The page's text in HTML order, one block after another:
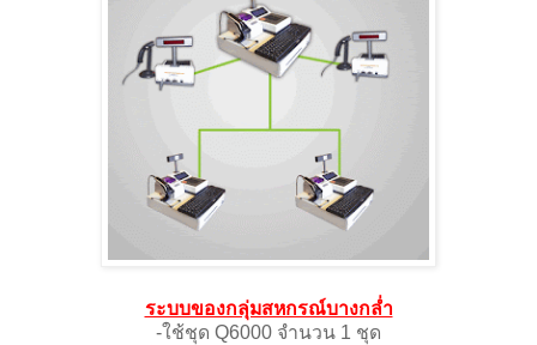
ระบบของกลุ่มสหกรณ์บางกลํ่า
-ใช้ชุด Q6000 จำนวน 1 ชุด